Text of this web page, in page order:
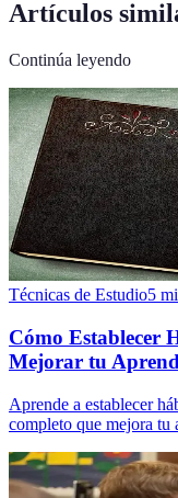
Artículos
Continúa leyendo
Técnicas de Estudio5
Cómo Establecer
Mejorar tu
Aprende a establecer
completo que mejora tu